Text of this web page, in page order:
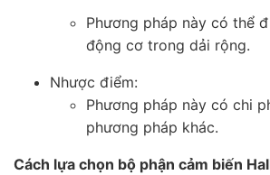
Phương pháp này có thể
động cơ trong dải rộng.
Nhược điểm:
Phương pháp này có chi
phương pháp khác.
Cách lựa chọn bộ phận cảm biến